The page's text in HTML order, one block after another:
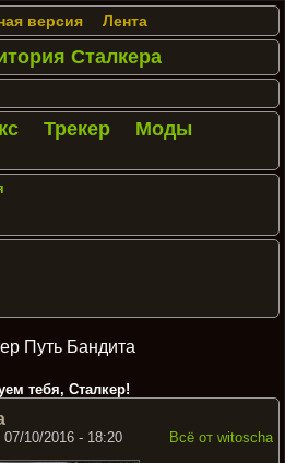
версия Лента
Сталкера
Трекер
Моды
Путь Бандита
тебя, Сталкер!
Всё от witoscha
10/2016 - 18:20